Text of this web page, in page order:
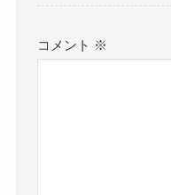
コメント ※